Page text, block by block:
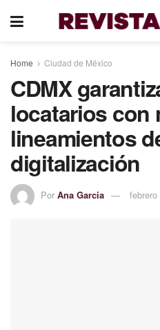
Home Ciudad de México
CDMX
locatarios con
lineamientos
digitalización
Por Ana Garcia